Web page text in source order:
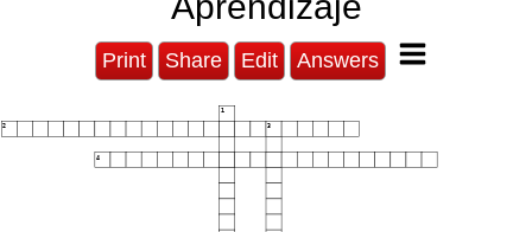
Print Share Edit Answers
1
2 3
4